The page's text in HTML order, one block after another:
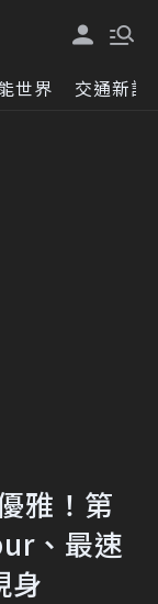
世界 交通新訊
雅！第
、最速
身